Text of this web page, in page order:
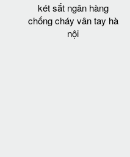
két sắt ngân hàng
chống cháy vân tay hà
nội